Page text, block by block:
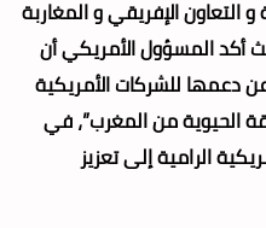
التعاون الإفريقي و المغاربة
أكد المسؤول الأمريكي أن
عن دعمها للشركات الأمريكية
الحيوية من المغرب”، في
الرامية إلى تعزيز